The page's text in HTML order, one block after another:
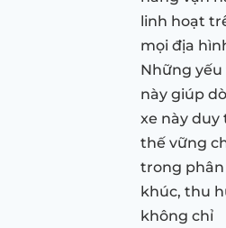
linh hoạt
mọi địa
Những yếu
này giúp
xe này duy
thế vững
trong phân
khúc, thu
không chỉ